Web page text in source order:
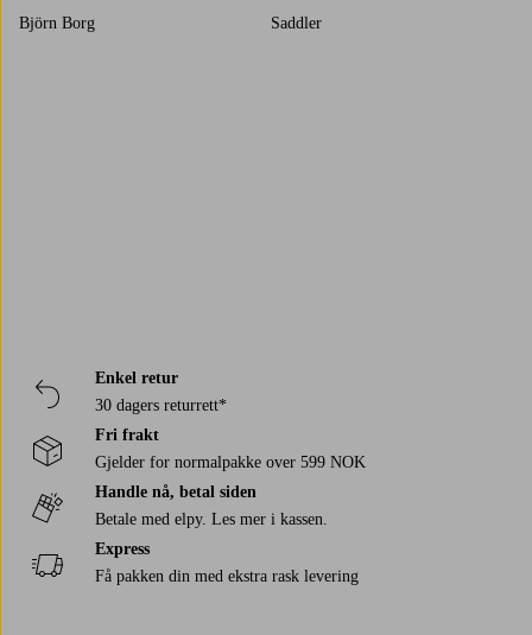
Björn Borg
Saddler
Enkel retur
30 dagers returrett*
Fri frakt
Gjelder for normalpakke over 599 NOK
Handle nå, betal siden
Betale med elpy. Les mer i kassen.
Express
Få pakken din med ekstra rask levering